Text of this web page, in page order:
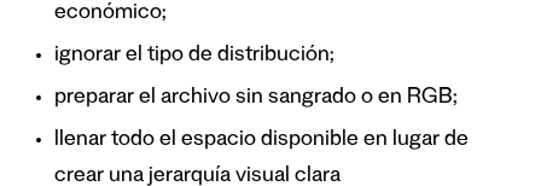
económico;
ignorar el tipo de distribución;
preparar el archivo sin sangrado o en RGB;
llenar todo el espacio disponible en lugar de
crear una jerarquía visual clara